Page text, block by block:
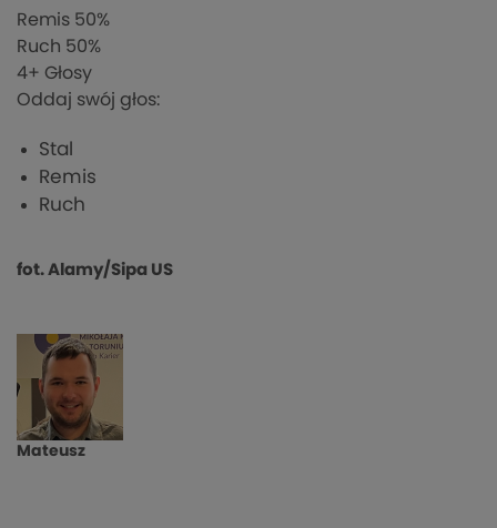
Remis 50%
Ruch 50%
4+ Głosy
Oddaj swój głos:
Stal
Remis
Ruch
fot. Alamy/Sipa US
Mateusz